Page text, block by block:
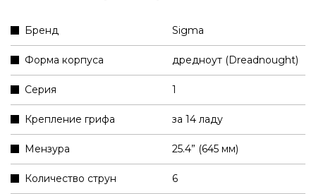
Бренд Sigma
Форма корпуса дредноут (Dreadnought)
Серия 1
Крепление грифа за 14 ладу
Мензура 25.4” (645 мм)
Количество струн 6